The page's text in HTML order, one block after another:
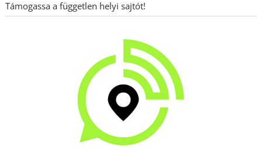
Támogassa a független helyi sajtót!